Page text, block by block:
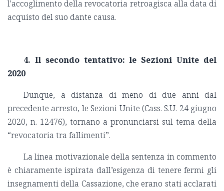
l'accoglimento della revocatoria retroagisca alla data di
acquisto del suo dante causa.
4. Il secondo tentativo: le Sezioni Unite del
2020
Dunque, a distanza di meno di due anni dal
precedente arresto, le Sezioni Unite (Cass. S.U. 24 giugno
2020, n. 12476), tornano a pronunciarsi sul tema della
“revocatoria tra fallimenti”.
La linea motivazionale della sentenza in commento
è chiaramente ispirata dall’esigenza di tenere fermi gli
insegnamenti della Cassazione, che erano stati acclarati